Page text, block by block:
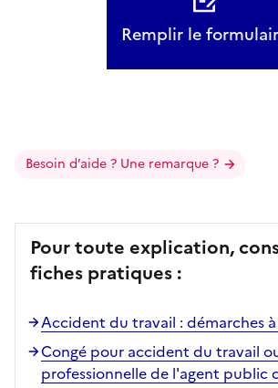
Remplir le
Besoin d’aide ? Une remarque ?
Pour toute explication,
fiches pratiques :
Accident du travail : démarches
Congé pour accident du travail
professionnelle de l'agent public